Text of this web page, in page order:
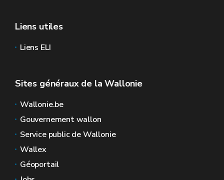
Liens utiles
Liens ELI
Sites généraux de la Wallonie
Wallonie.be
Gouvernement wallon
Service public de Wallonie
Wallex
Géoportail